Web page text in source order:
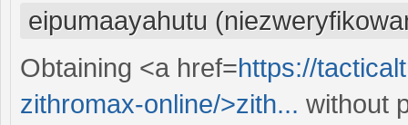
eipumaayahutu
Obtaining <a href=https://
zithromax-online/>zith... without